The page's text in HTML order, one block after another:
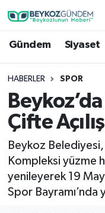
Gündem Siyaset
HABERLER SPOR
Beykoz’da
Çifte Açılış
Beykoz
Kompleksi yüzme
yenileyerek 19
Spor Bayramı’nda
Hava Durumu
Trafik Durumu
Süper Lig Puan
Son Dakika
Haber Arşivi